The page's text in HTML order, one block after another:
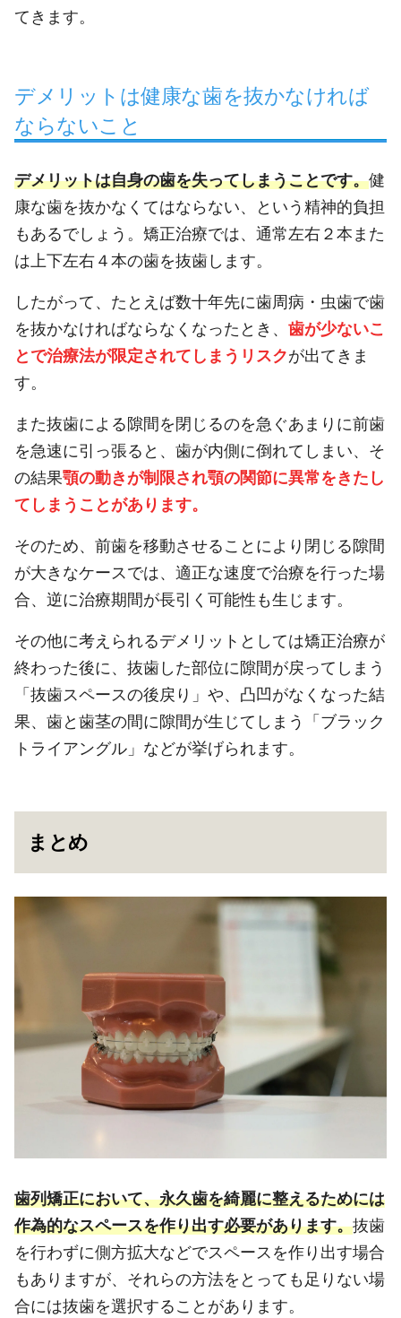
てきます。
デメリットは健康な歯を抜かなければ
ならないこと
デメリットは自身の歯を失ってしまうことです。健
康な歯を抜かなくてはならない、という精神的負担
もあるでしょう。矯正治療では、通常左右２本また
は上下左右４本の歯を抜歯します。
したがって、たとえば数十年先に歯周病・虫歯で歯
を抜かなければならなくなったとき、 歯が少ないこ
とで治療法が限定されてしまうリスクが出てきま
す。
また抜歯による隙間を閉じるのを急ぐあまりに前歯
を急速に引っ張ると、歯が内側に倒れてしまい、そ
の結果顎の動きが制限され顎の関節に異常をきたし
てしまうことがあります。
そのため、前歯を移動させることにより閉じる隙間
が大きなケースでは、適正な速度で治療を行った場
合、逆に治療期間が長引く可能性も生じます。
その他に考えられるデメリットとしては矯正治療が
終わった後に、抜歯した部位に隙間が戻ってしまう
「抜歯スペースの後戻り」や、凸凹がなくなった結
果、歯と歯茎の間に隙間が生じてしまう「ブラック
トライアングル」などが挙げられます。
まとめ
歯列矯正において、永久歯を綺麗に整えるためには
作為的なスペースを作り出す必要があります。抜歯
を行わずに側方拡大などでスペースを作り出す場合
もありますが、それらの方法をとっても足りない場
合には抜歯を選択することがあります。